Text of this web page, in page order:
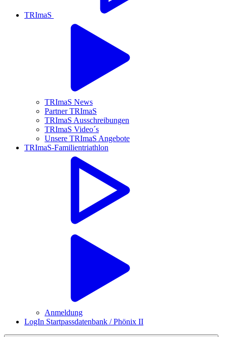
TRImaS
TRImaS News
Partner TRImaS
TRImaS Ausschreibungen
TRImaS Video´s
Unsere TRImaS Angebote
TRImaS-Familientriathlon
Anmeldung
LogIn Startpassdatenbank / Phönix II